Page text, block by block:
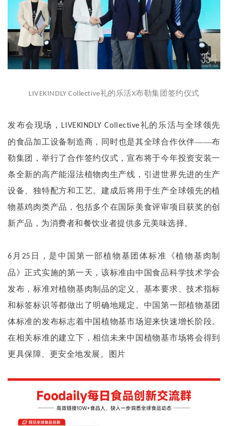
LIVEKINDLY Collective礼的乐活X布勒集团签约仪式
发布会现场， LIVEKINDLY Collective礼的乐活与全球领先
的食品加工设备制造商，同时也是其全球合作伙伴——布
勒集团，举行了合作签约仪式，宣布将于今年投资安装一
条全新的高产能湿法植物肉生产线，引进世界先进的生产
设备、独特配方和工艺。建成后将用于生产全球领先的植
物基鸡肉类产品，包括多个在国际美食评审项目获奖的创
新产品，为消费者和餐饮业者提供多元美味选择。
6 月 25 日，是中国第一部植物基团体标准《植物基肉制
品》正式实施的第一天，该标准由中国食品科学技术学会
发布，标准对植物基肉制品的定义、基本要求、技术指标
和标签标识等都做出了明确地规定。中国第一部植物基团
体标准的发布标志着中国植物基市场迎来快速增长阶段。
在相关标准的建立下，相信未来中国植物基市场将会得到
更具保障、更安全地发展。图片